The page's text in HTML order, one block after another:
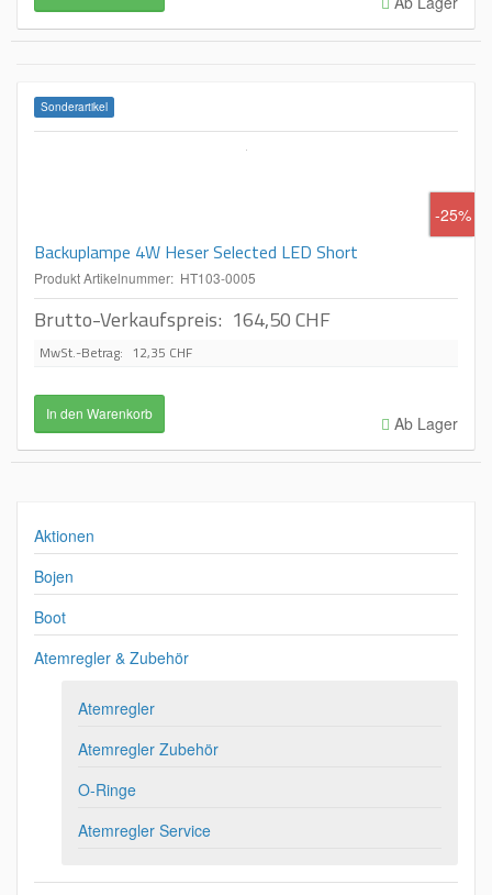
Sonderartikel
-25%
Backuplampe 4W Heser Selected LED Short
Produkt Artikelnummer: HT103-0005
Brutto-Verkaufspreis: 164,50 CHF
MwSt.-Betrag: 12,35 CHF
Ab Lager
Aktionen
Bojen
Boot
Atemregler & Zubehör
Atemregler
Atemregler Zubehör
O-Ringe
Atemregler Service